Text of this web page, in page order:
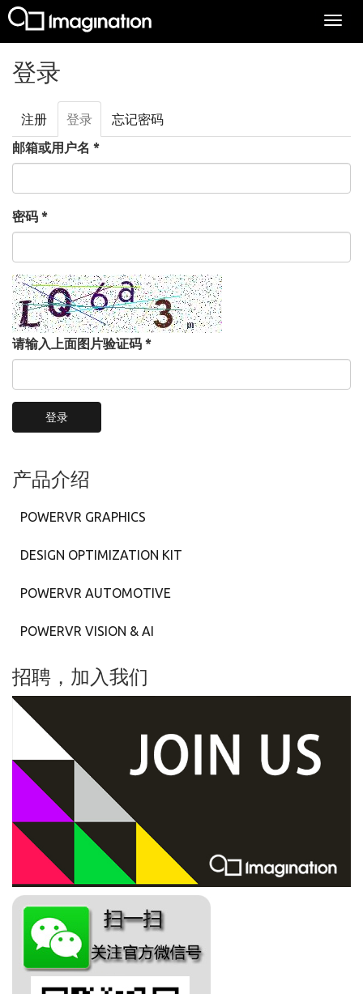
登录
主标签
注册 登录 （活
动标
忘记密码
邮箱或用户名 *
密码 *
请输入上面图片验证码 *
登录
产品介绍
POWERVR GRAPHICS
DESIGN OPTIMIZATION KIT
POWERVR AUTOMOTIVE
POWERVR VISION & AI
招聘，加入我们